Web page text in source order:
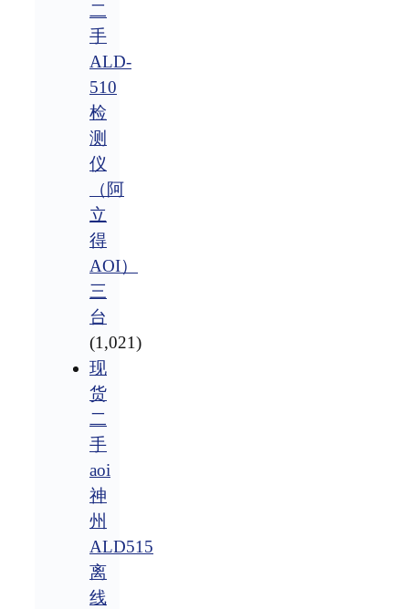
二
手
ALD-
510
检
测
仪
（阿
立
得
AOI）
三
台
(1,021)
现
货
二
手
aoi
神
州
ALD515
离
线